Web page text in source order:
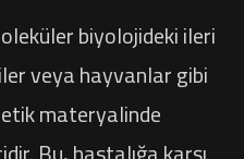
biyolojideki ileri
veya hayvanlar gibi
materyalinde